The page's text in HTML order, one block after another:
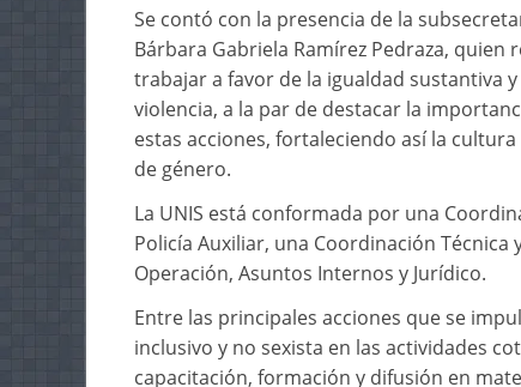
Se contó con la presencia de la
Bárbara Gabriela Ramírez Pedraza,
trabajar a favor de la igualdad sustantiva
violencia, a la par de destacar la
estas acciones, fortaleciendo así la
de género.
La UNIS está conformada por una
Policía Auxiliar, una Coordinación
Operación, Asuntos Internos y Jurídico.
Entre las principales acciones que se
inclusivo y no sexista en las actividades
capacitación, formación y difusión en